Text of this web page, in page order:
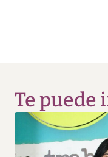
Te puede